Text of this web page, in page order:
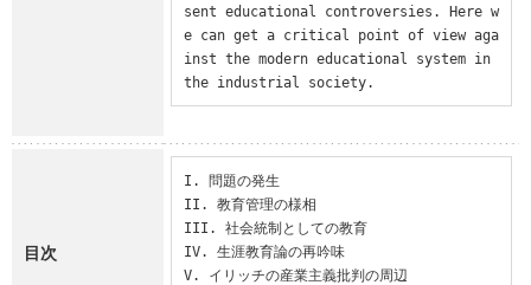
sent educational controversies. Here w
e can get a critical point of view aga
inst the modern educational system in
the industrial society.
目次
I. 問題の発生
II. 教育管理の様相
III. 社会統制としての教育
IV. 生涯教育論の再吟味
V. イリッチの産業主義批判の周辺